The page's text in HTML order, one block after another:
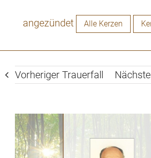
angezündet
Alle Kerzen
Vorheriger Trauerfall